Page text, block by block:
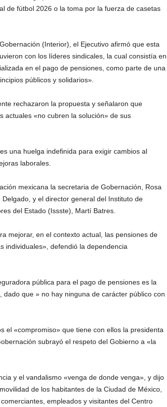
de fútbol 2026 o la toma por la fuerza de casetas
(Interior), el Ejecutivo afirmó que esta
con los líderes sindicales, la cual consistía en
en el pago de pensiones, como parte de una
públicos y solidarios».
rechazaron la propuesta y señalaron que
actuales «no cubren la solución» de sus
una huelga indefinida para exigir cambios al
laborales.
mexicana la secretaria de Gobernación, Rosa
y el director general del Instituto de
del Estado (Issste), Martí Batres.
mejorar, en el contexto actual, las pensiones de
individuales», defendió la dependencia
pública para el pago de pensiones es la
que » no hay ninguna de carácter público con
el «compromiso» que tiene con ellos la presidenta
subrayó el respeto del Gobierno a «la
y el vandalismo «venga de donde venga», y dijo
de los habitantes de la Ciudad de México,
empleados y visitantes del Centro